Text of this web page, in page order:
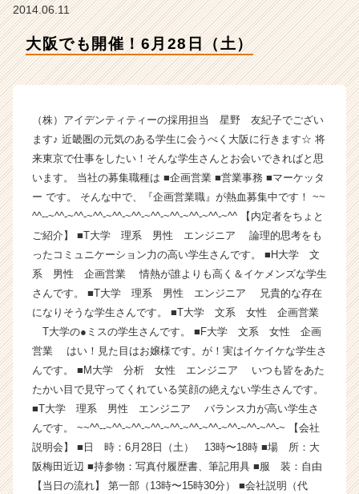
テ
テ
ー
の
ム
ラ
イ
ン】
|
ベ
チ
ャ
ー・
成
長
企
ス
カ
ウ
2014.06.11
大阪でも開催！6月28日（土）
（株）アイデンティティーの採用担当 星野 友紀子でござい
ます♪ 近畿圏の元気のある学生に会うべく大阪に行きます☆ 将
来東京で仕事をしたい！そんな学生さんとお会いできればと思
います。 当社の募集職種は ■企画営業 ■営業事務 ■マーケッタ
ー です。 そんな中で、『企画営業職』が熱血募集中です！ ~~
^^--~^^-~^^-~^^-~^^-~^^-~^^-~^^-~^^-~^^-~^^ 【内定者をちょと
ご紹介】 ■T大学 理系 男性 エンジニア 論理的思考をも
ったコミュニケーション力の高い学生さんです。 ■H大学 文
系 男性 企画営業 情熱が誰よりも高く＆イケメンズな学生
さんです。 ■T大学 理系 男性 エンジニア 兄貴的な存在
になりそうな学生さんです。 ■T大学 文系 女性 企画営業
T大学の●ミスの学生さんです。 ■F大学 文系 女性 企画
営業 はい！見た目はお嬢様です。が！実はイケイケな学生さ
んです。 ■M大学 分析 女性 エンジニア いつも皆をあた
たかい目で見守ってくれている笑顔の絶えない学生さんです。
■T大学 理系 男性 エンジニア バランス力が高い学生さ
んです。 ~~^^--~^^-~^^-~^^-~^^-~^^-~^^-~^^-~^^-~^^-~ 【会社
説明会】 ■日 時：6月28日（土） 13時〜18時 ■場 所：大
阪梅田近辺 ■持参物：写真付履歴書、筆記用具 ■服 装：自由
【当日の流れ】 第一部（13時〜15時30分） ■会社説明（代